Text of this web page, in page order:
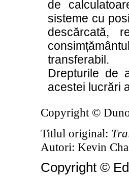
de
sisteme cu
descărcată,
transferabil.
Drepturile de
acestei lucrări
Copyright ©
Titlul original:
Autori: Kevin
Copyright ©